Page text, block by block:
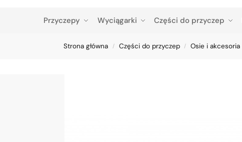
Przyczepy Wyciągarki Części do przyczep
Strona główna / Części do przyczep / Osie i akcesoria